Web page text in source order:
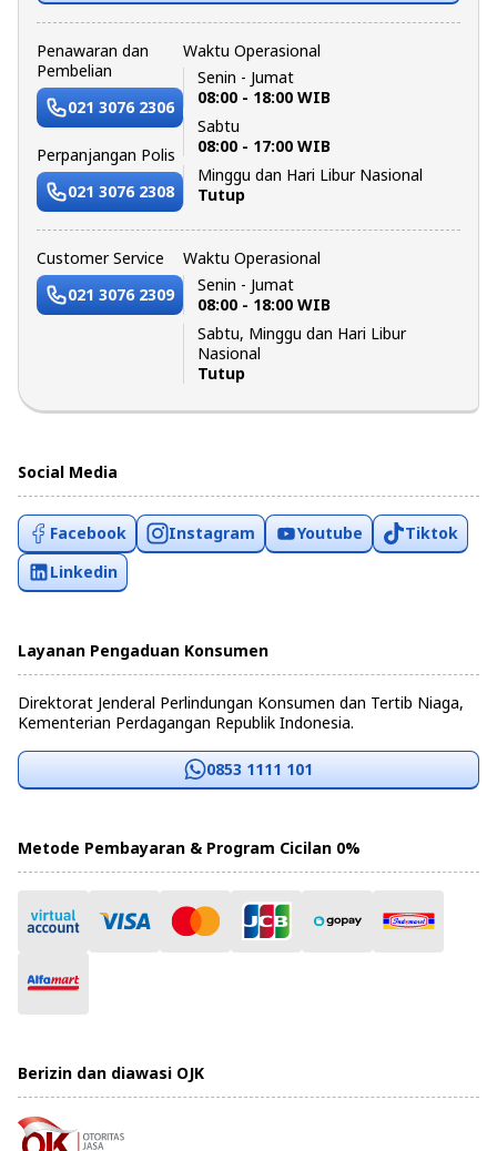
Penawaran dan
Pembelian
021 3076 2306
Perpanjangan Polis
021 3076 2308
Waktu Operasional
Senin - Jumat
08:00 - 18:00 WIB
Sabtu
08:00 - 17:00 WIB
Minggu dan Hari Libur Nasional
Tutup
Customer Service
021 3076 2309
Waktu Operasional
Senin - Jumat
08:00 - 18:00 WIB
Sabtu, Minggu dan Hari Libur
Nasional
Tutup
Social Media
Facebook Instagram Youtube
Tiktok
Linkedin
Layanan Pengaduan Konsumen
Direktorat Jenderal Perlindungan Konsumen dan Tertib Niaga,
Kementerian Perdagangan Republik Indonesia.
0853 1111 101
Metode Pembayaran & Program Cicilan 0%
Berizin dan diawasi OJK